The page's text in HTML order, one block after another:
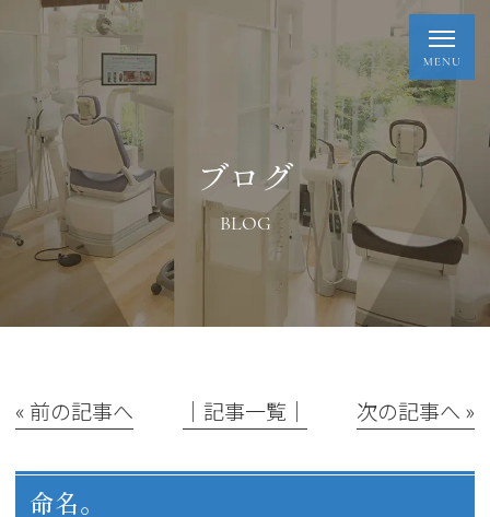
ブログ
BLOG
« 前の記事へ │記事一覧│ 次の記事へ »
命名。